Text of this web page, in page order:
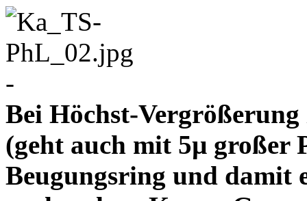
-
Bei Höchst-
(geht auch mit 5µ großer
Beugungsring und damit